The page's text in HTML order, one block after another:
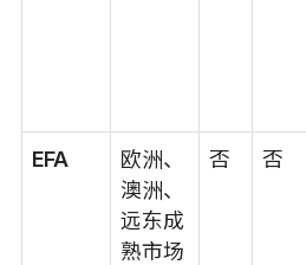
EFA
欧洲、
澳洲、
远东成
熟市场
否 否